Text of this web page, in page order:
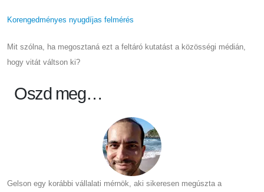
Korengedményes nyugdíjas felmérés
Mit szólna, ha megosztaná ezt a feltáró kutatást a közösségi médián,
hogy vitát váltson ki?
Oszd meg…
Gelson egy korábbi vállalati mérnök, aki sikeresen megúszta a